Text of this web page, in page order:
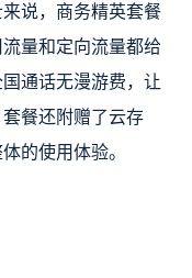
说，商务精英套餐
量和定向流量都给
通话无漫游费，让
餐还附赠了云存
的使用体验。